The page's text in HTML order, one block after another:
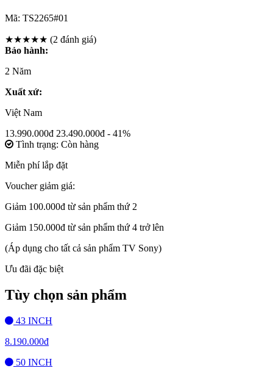
Mã: TS2265#01
★★★★★ (2 đánh giá)
Bảo hành:
2 Năm
Xuất xứ:
Việt Nam
13.990.000đ 23.490.000đ - 41%
Tình trạng: Còn hàng
Miễn phí lắp đặt
Voucher giảm giá:
Giảm 100.000đ từ sản phẩm thứ 2
Giảm 150.000đ từ sản phẩm thứ 4 trở lên
(Áp dụng cho tất cả sản phẩm TV Sony)
Ưu đãi đặc biệt
Tùy chọn sản phẩm
43 INCH
8.190.000đ
50 INCH